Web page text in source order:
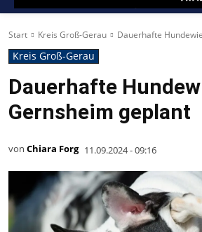
Start Kreis Groß-Gerau Dauerhafte
Kreis Groß-Gerau
Dauerhafte
Gernsheim geplant
von Chiara Forg 11.09.2024 - 09:16